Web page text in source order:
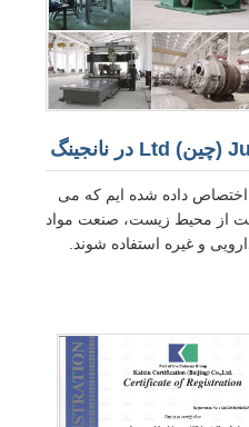
اختصاص داده شده ایم که می
از محیط زیست، صنعت مواد
و غیره استفاده شوند.